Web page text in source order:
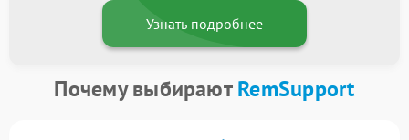
Узнать подробнее
Почему выбираютRemSupport